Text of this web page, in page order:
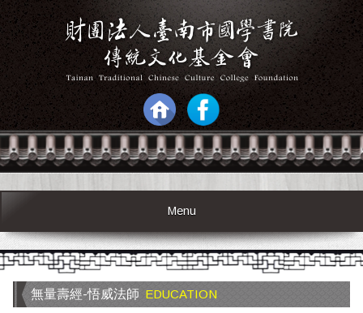
Menu
無量壽經-悟威法師 EDUCATION